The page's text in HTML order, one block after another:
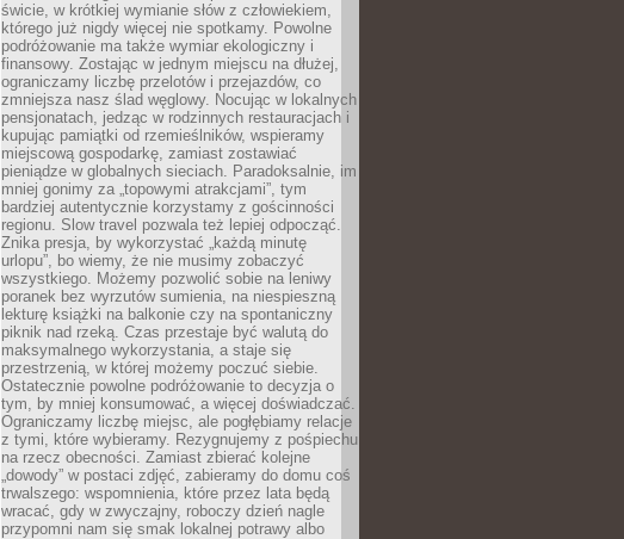
świcie, w krótkiej wymianie słów z człowiekiem,
którego już nigdy więcej nie spotkamy. Powolne
podróżowanie ma także wymiar ekologiczny i
finansowy. Zostając w jednym miejscu na dłużej,
ograniczamy liczbę przelotów i przejazdów, co
zmniejsza nasz ślad węglowy. Nocując w lokalnych
pensjonatach, jedząc w rodzinnych restauracjach i
kupując pamiątki od rzemieślników, wspieramy
miejscową gospodarkę, zamiast zostawiać
pieniądze w globalnych sieciach. Paradoksalnie, im
mniej gonimy za „topowymi atrakcjami”, tym
bardziej autentycznie korzystamy z gościnności
regionu. Slow travel pozwala też lepiej odpocząć.
Znika presja, by wykorzystać „każdą minutę
urlopu”, bo wiemy, że nie musimy zobaczyć
wszystkiego. Możemy pozwolić sobie na leniwy
poranek bez wyrzutów sumienia, na niespieszną
lekturę książki na balkonie czy na spontaniczny
piknik nad rzeką. Czas przestaje być walutą do
maksymalnego wykorzystania, a staje się
przestrzenią, w której możemy poczuć siebie.
Ostatecznie powolne podróżowanie to decyzja o
tym, by mniej konsumować, a więcej doświadczać.
Ograniczamy liczbę miejsc, ale pogłębiamy relacje
z tymi, które wybieramy. Rezygnujemy z pośpiechu
na rzecz obecności. Zamiast zbierać kolejne
„dowody” w postaci zdjęć, zabieramy do domu coś
trwalszego: wspomnienia, które przez lata będą
wracać, gdy w zwyczajny, roboczy dzień nagle
przypomni nam się smak lokalnej potrawy albo